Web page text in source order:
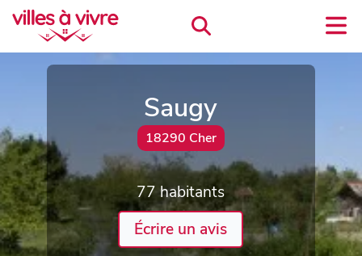
Saugy
18290 Cher
77 habitants
Écrire un avis